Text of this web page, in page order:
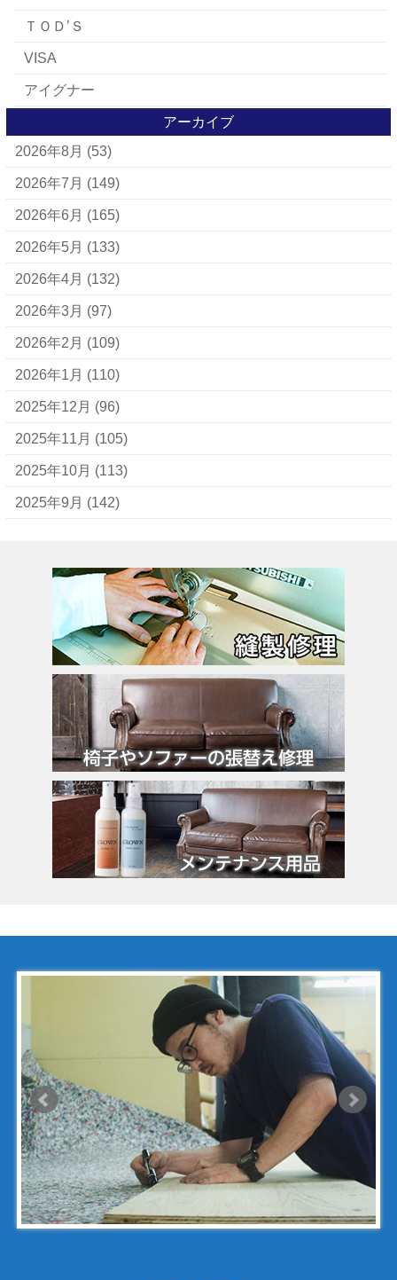
ＴＯＤ’Ｓ
VISA
アイグナー
アパレルブランド
BALLY
ＵＧＧ
アナスイ
アニエスベー
アルマーニ
アレン・エドモンズ
アンナ モリナーリ
イブ・サンローラン
ヴェロ・キーオ
ウンガロ
エヴー
カルティエ
カンペール
ギ・ラロッシュ
グッチ
クロエ
クロコラックス
クロムハーツ
コーチ
コールハーン
ゴヤール
ジェニュイン・レザー
ジミーチュウ
ジャックゴム
シャネル
アンティグアライン
カンボンライン
キャビアスキン
アーカイブ
2026年8月 (53)
2026年7月 (149)
2026年6月 (165)
2026年5月 (133)
2026年4月 (132)
2026年3月 (97)
2026年2月 (109)
2026年1月 (110)
2025年12月 (96)
2025年11月 (105)
2025年10月 (113)
2025年9月 (142)